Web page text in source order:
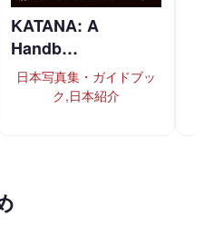
KATANA: A
Handb…
日本写真集・ガイドブッ
ク,日本紹介